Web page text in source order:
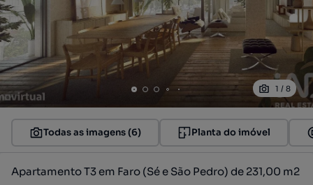
1 / 8
Todas as imagens (6) Planta do imóvel
Apartamento T3 em Faro (Sé e São Pedro) de 231,00 m2